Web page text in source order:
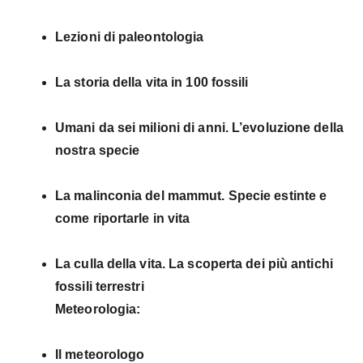
Lezioni di paleontologia
La storia della vita in 100 fossili
Umani da sei milioni di anni. L’evoluzione della
nostra specie
La malinconia del mammut. Specie estinte e
come riportarle in vita
La culla della vita. La scoperta dei più antichi
fossili terrestri
Meteorologia:
Il meteorologo